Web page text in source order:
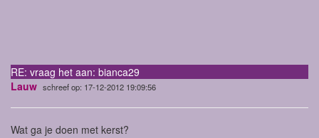
RE: vraag het aan: bianca29
Lauw schreef op: 17-12-2012 19:09:56
Wat ga je doen met kerst?